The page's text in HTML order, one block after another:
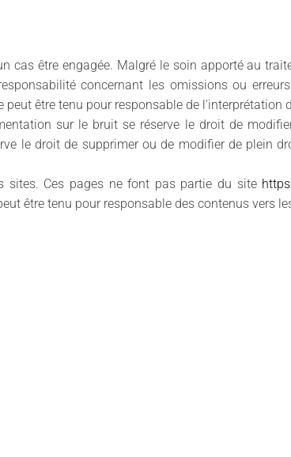
cas être engagée. Malgré le soin apporté au
concernant les omissions ou
être tenu pour responsable de
sur le bruit se réserve le droit de
le droit de supprimer ou de modifier de plein
Ces pages ne font pas partie du site
être tenu pour responsable des contenus vers